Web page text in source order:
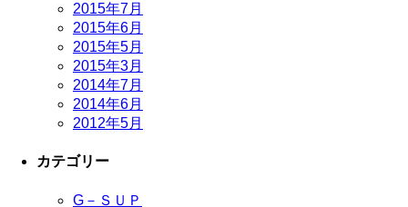
2015年7月
2015年6月
2015年5月
2015年3月
2014年7月
2014年6月
2012年5月
カテゴリー
G－ＳＵＰ